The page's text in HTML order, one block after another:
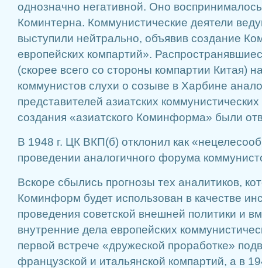
однозначно негативной. Оно
Коминтерна. Коммунистические деятели
выступили нейтрально, объявив создание
европейских компартий».
(скорее всего со стороны компартии Китая)
коммунистов слухи о созыве в Харбине
представителей азиатских
создания «азиатского Коминформа» были
В 1948 г. ЦК ВКП(б) отклонил как
проведении аналогичного форума
Вскоре сбылись прогнозы тех аналитиков,
Коминформ будет использован в качестве
проведения советской внешней политики и
внутренние дела европейских
первой встрече «дружеской проработке»
французской и итальянской компартий, а в